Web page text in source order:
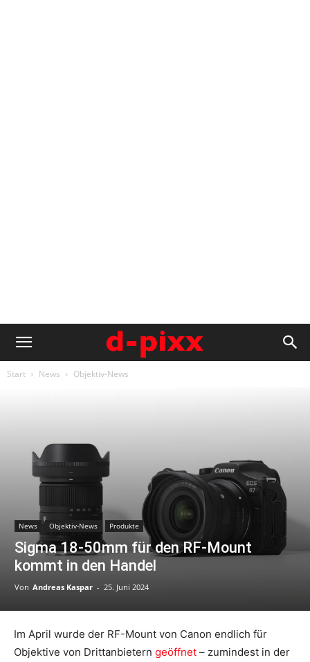
Start News Objektiv-News
News Objektiv-News Produkte
Sigma 18-50mm für den RF-Mount
kommt in den Handel
Von Andreas Kaspar - 25. Juni 2024
Im April wurde der RF-Mount von Canon endlich für
Objektive von Drittanbietern geöffnet – zumindest in der